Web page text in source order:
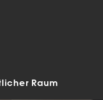
Raum